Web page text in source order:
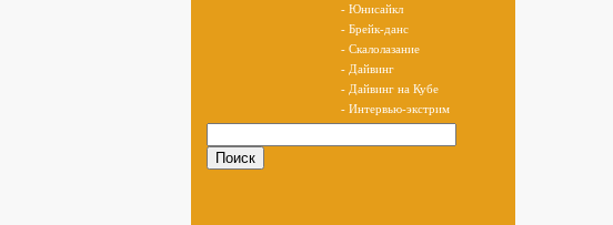
- Юнисайкл
- Брейк-данс
- Скалолазание
- Дайвинг
- Дайвинг на Кубе
- Интервью-экстрим